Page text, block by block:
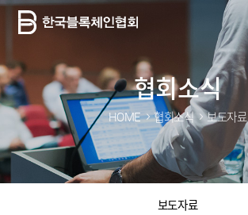
협회소식
HOME 협회소식 보도자료
보도자료